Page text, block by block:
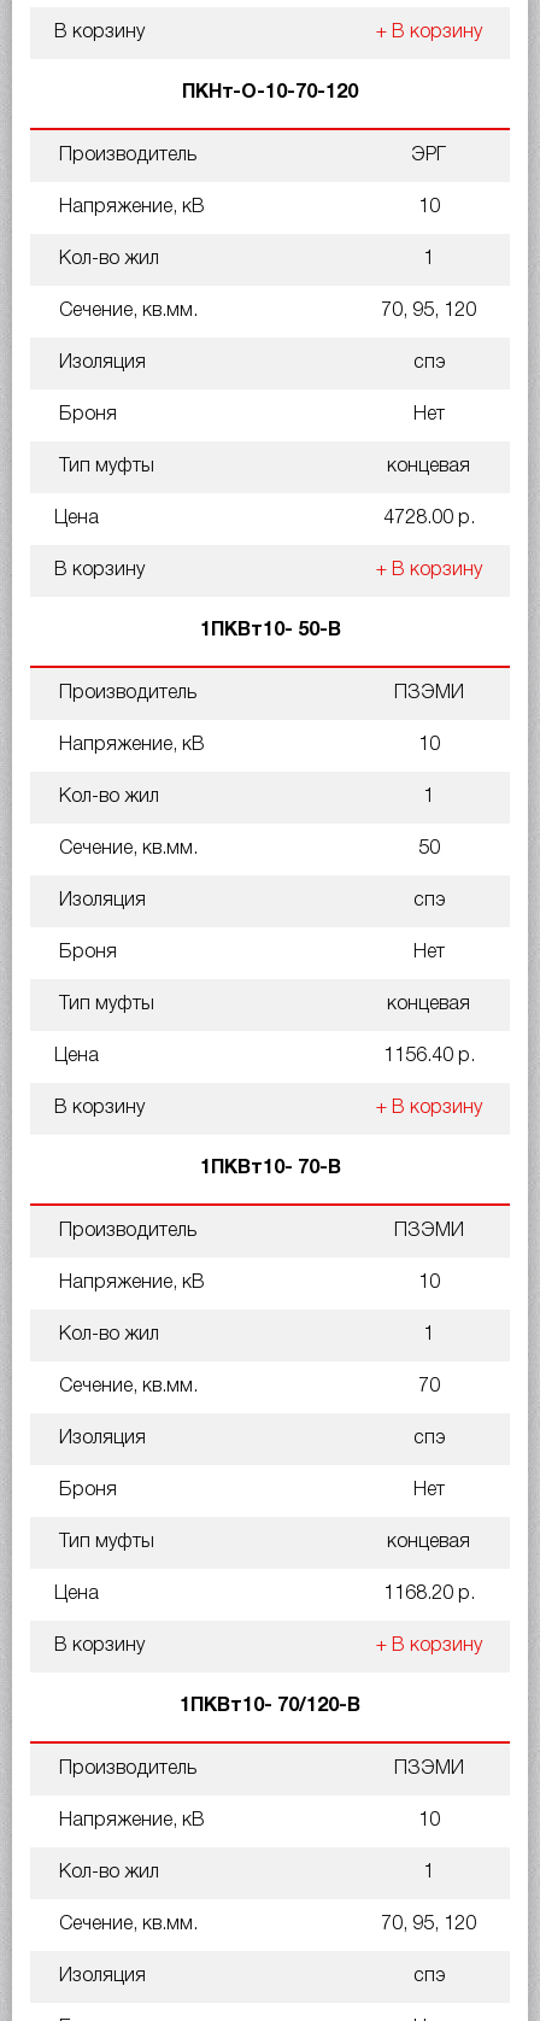
В корзину + В корзину
ПКНт-О-10-70-120
Производитель ЭРГ
Напряжение, кВ 10
Кол-во жил 1
Сечение, кв.мм. 70, 95, 120
Изоляция спэ
Броня Нет
Тип муфты концевая
Цена 4728.00 р.
В корзину + В корзину
1ПКВт10- 50-В
Производитель ПЗЭМИ
Напряжение, кВ 10
Кол-во жил 1
Сечение, кв.мм. 50
Изоляция спэ
Броня Нет
Тип муфты концевая
Цена 1156.40 р.
В корзину + В корзину
1ПКВт10- 70-В
Производитель ПЗЭМИ
Напряжение, кВ 10
Кол-во жил 1
Сечение, кв.мм. 70
Изоляция спэ
Броня Нет
Тип муфты концевая
Цена 1168.20 р.
В корзину + В корзину
1ПКВт10- 70/120-В
Производитель ПЗЭМИ
Напряжение, кВ 10
Кол-во жил 1
Сечение, кв.мм. 70, 95, 120
Изоляция спэ